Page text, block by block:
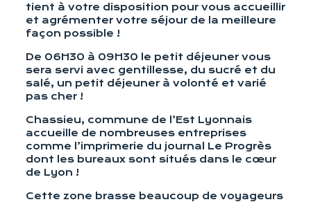
tient à votre disposition pour vous accueillir
et agrémenter votre séjour de la meilleure
façon possible !
De 06H30 à 09H30 le petit déjeuner vous
sera servi avec gentillesse, du sucré et du
salé, un petit déjeuner à volonté et varié
pas cher !
Chassieu, commune de l’Est Lyonnais
accueille de nombreuses entreprises
comme l’imprimerie du journal Le Progrès
dont les bureaux sont situés dans le cœur
de Lyon !
Cette zone brasse beaucoup de voyageurs